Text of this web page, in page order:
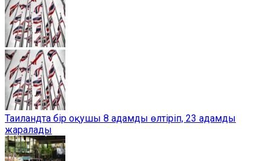
Таиландта бір оқушы 8 адамды өлтіріп, 23 адамды
жаралады